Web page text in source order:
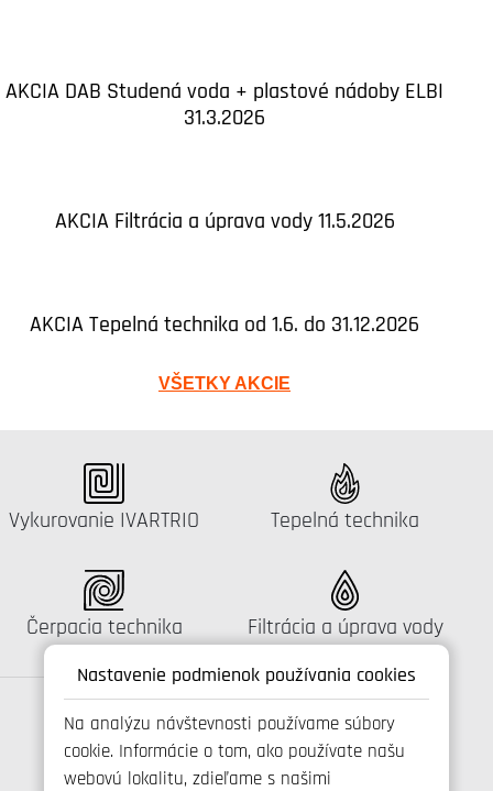
Nastavenie podmienok používania cookies
Na analýzu návštevnosti používame súbory
cookie. Informácie o tom, ako používate našu
webovú lokalitu, zdieľame s našimi
AKCIA DAB Studená voda + plastové nádoby ELBI
31.3.2026
AKCIA Filtrácia a úprava vody 11.5.2026
AKCIA Tepelná technika od 1.6. do 31.12.2026
VŠETKY AKCIE
Katalógus:
Vykurovanie IVARTRIO Katalógus:
Tepelná technika
Katalógus:
Čerpacia technika Katalógus:
Filtrácia a úprava vody
Spojte se s námi